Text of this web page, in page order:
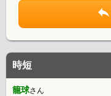
時短
籠球さん